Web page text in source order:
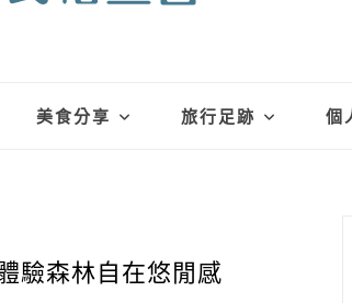
美食分享 旅行足跡 個
驗森林自在悠閒感